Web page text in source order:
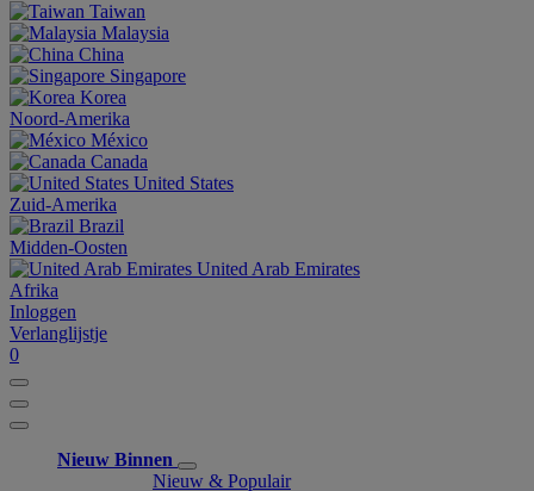
Taiwan
Malaysia
China
Singapore
Korea
Noord-Amerika
México
Canada
United States
Zuid-Amerika
Brazil
Midden-Oosten
United Arab Emirates
Afrika
Inloggen
Verlanglijstje
0
Nieuw Binnen
Nieuw & Populair